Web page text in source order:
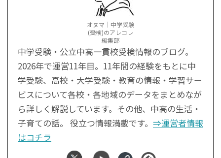
オヌマ｜中学受験
(受検)のアレコレ
編集部
中学受験・公立中高一貫校受検情報のブログ。
2026年で運営11年目。11年間の経験をもとに中
学受験、高校・大学受験・教育の情報・学習サー
ビスについて各校・各地域のデータをまとめなが
ら詳しく解説しています。その他、中高の生活・
子育ての話。 役立つ情報満載です。 ⇒運営者情報
はコチラ